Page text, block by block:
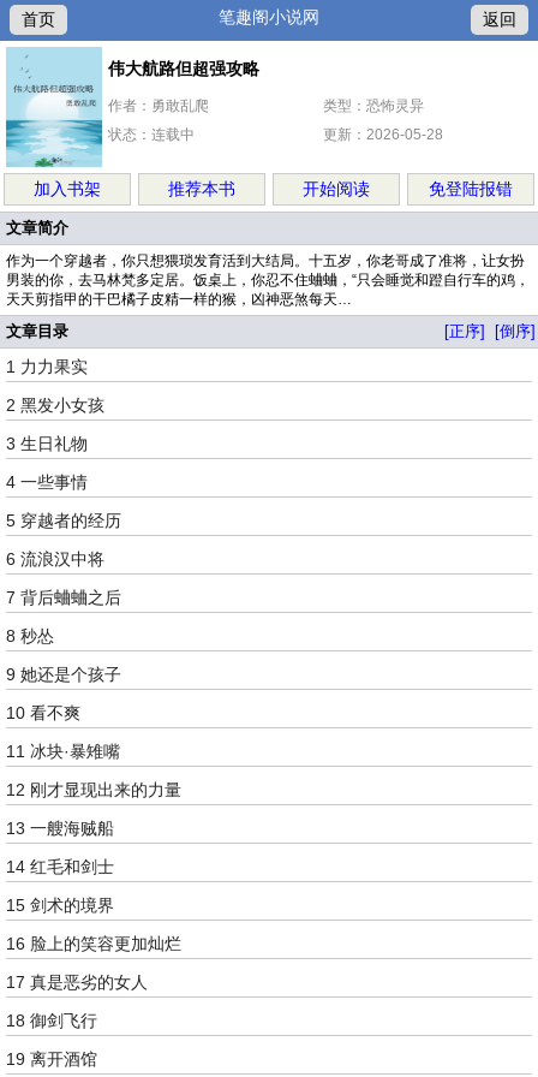
首页 笔趣阁小说网 返回
伟大航路但超强攻略
作者：勇敢乱爬
类型：恐怖灵异
状态：连载中
更新：2026-05-28
加入书架 推荐本书 开始阅读 免登陆报错
文章简介
作为一个穿越者，你只想猥琐发育活到大结局。十五岁，你老哥成了准将，让女扮
男装的你，去马林梵多定居。饭桌上，你忍不住蛐蛐，“只会睡觉和蹬自行车的鸡，
天天剪指甲的干巴橘子皮精一样的猴，凶神恶煞每天…
文章目录 [正序] [倒序]
1 力力果实
2 黑发小女孩
3 生日礼物
4 一些事情
5 穿越者的经历
6 流浪汉中将
7 背后蛐蛐之后
8 秒怂
9 她还是个孩子
10 看不爽
11 冰块·暴雉嘴
12 刚才显现出来的力量
13 一艘海贼船
14 红毛和剑士
15 剑术的境界
16 脸上的笑容更加灿烂
17 真是恶劣的女人
18 御剑飞行
19 离开酒馆